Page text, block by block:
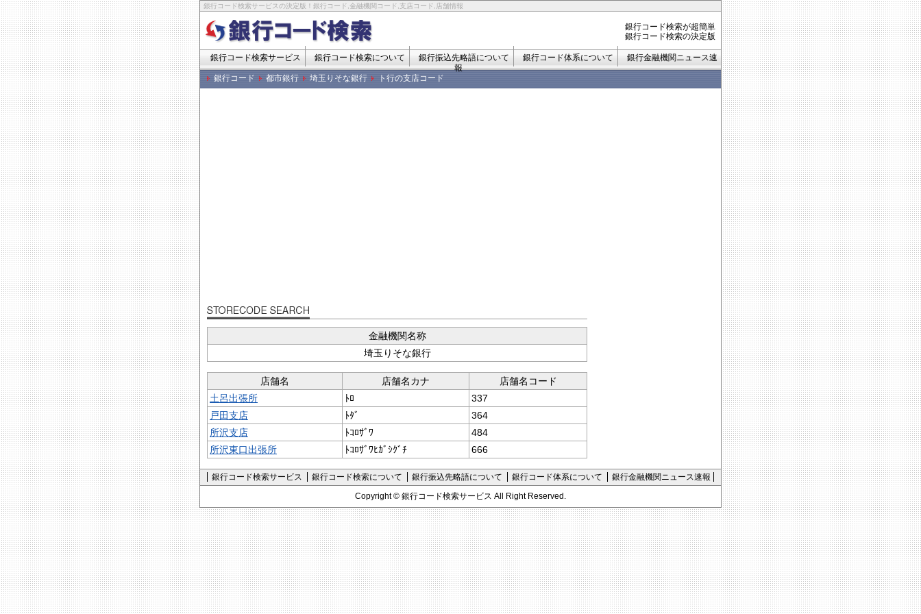
銀行コード検索サービスの決定版！銀行コード,金融機関コード,支店コード,店舗情報
銀行コード検索が超簡単
銀行コード検索の決定版
銀行コード検索サービス 銀行コード検索について 銀行振込先略語について 銀行コード体系について
銀行金融機関ニュース速
報
銀行コード
都市銀行 埼玉りそな銀行 ト行の支店コード
金融機関名称
埼玉りそな銀行
店舗名 店舗名カナ
店舗名コード
土呂出張所
ﾄﾛ
337
戸田支店
ﾄﾀﾞ
364
所沢支店
ﾄｺﾛｻﾞﾜ
484
所沢東口出張所
ﾄｺﾛｻﾞﾜﾋｶﾞｼｸﾞﾁ 666
銀行コード検索サービス 銀行コード検索について 銀行振込先略語について 銀行コード体系について
銀行金融機関ニュース速報
Copyright © 銀行コード検索サービス All Right Reserved.